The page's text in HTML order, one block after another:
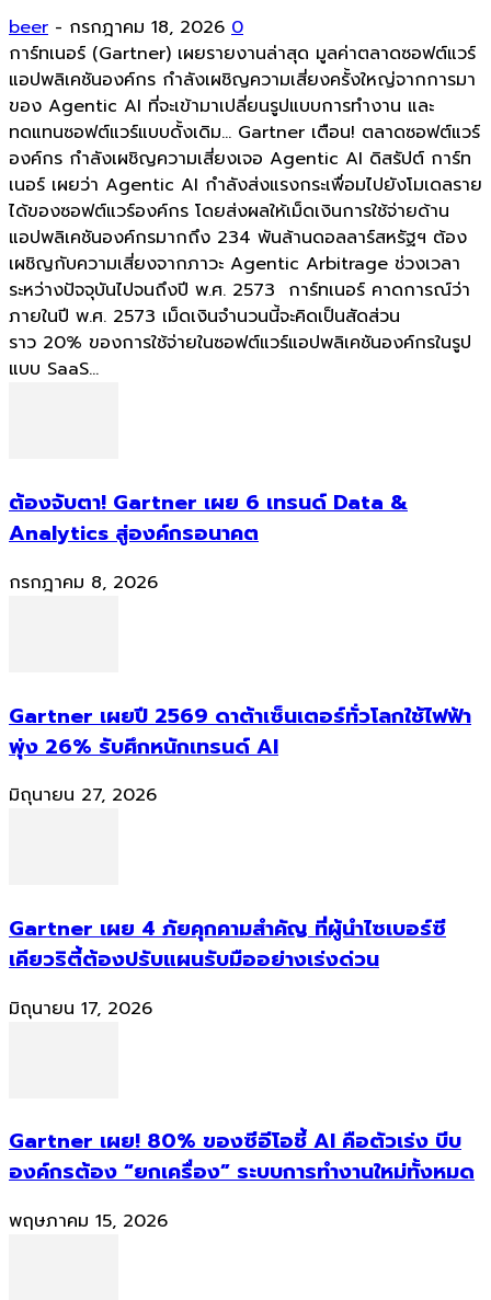
beer - กรกฎาคม 18, 2026 0
การ์ทเนอร์ (Gartner) เผยรายงานล่าสุด มูลค่าตลาดซอฟต์แวร์
แอปพลิเคชันองค์กร กำลังเผชิญความเสี่ยงครั้งใหญ่จากการมา
ของ Agentic AI ที่จะเข้ามาเปลี่ยนรูปแบบการทำงาน และ
ทดแทนซอฟต์แวร์แบบดั้งเดิม... Gartner เตือน! ตลาดซอฟต์แวร์
องค์กร กำลังเผชิญความเสี่ยงเจอ Agentic AI ดิสรัปต์ การ์ท
เนอร์ เผยว่า Agentic AI กำลังส่งแรงกระเพื่อมไปยังโมเดลราย
ได้ของซอฟต์แวร์องค์กร โดยส่งผลให้เม็ดเงินการใช้จ่ายด้าน
แอปพลิเคชันองค์กรมากถึง 234 พันล้านดอลลาร์สหรัฐฯ ต้อง
เผชิญกับความเสี่ยงจากภาวะ Agentic Arbitrage ช่วงเวลา
ระหว่างปัจจุบันไปจนถึงปี พ.ศ. 2573 การ์ทเนอร์ คาดการณ์ว่า
ภายในปี พ.ศ. 2573 เม็ดเงินจำนวนนี้จะคิดเป็นสัดส่วน
ราว 20% ของการใช้จ่ายในซอฟต์แวร์แอปพลิเคชันองค์กรในรูป
แบบ SaaS...
ต้องจับตา! Gartner เผย 6 เทรนด์ Data &
Analytics สู่องค์กรอนาคต
กรกฎาคม 8, 2026
Gartner เผยปี 2569 ดาต้าเซ็นเตอร์ทั่วโลกใช้ไฟฟ้า
พุ่ง 26% รับศึกหนักเทรนด์ AI
มิถุนายน 27, 2026
Gartner เผย 4 ภัยคุกคามสำคัญ ที่ผู้นำไซเบอร์ซี
เคียวริตี้ต้องปรับแผนรับมืออย่างเร่งด่วน
มิถุนายน 17, 2026
Gartner เผย! 80% ของซีอีโอชี้ AI คือตัวเร่ง บีบ
องค์กรต้อง “ยกเครื่อง” ระบบการทำงานใหม่ทั้งหมด
พฤษภาคม 15, 2026